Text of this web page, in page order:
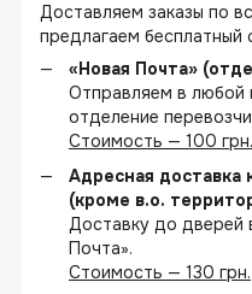
Доставляем заказы по
предлагаем бесплатный
«Новая Почта»
Отправляем в любой
отделение
Стоимость — 100 грн.
Адресная доставка
(кроме в.о.
Доставку до дверей
Почта».
Стоимость — 130 грн.